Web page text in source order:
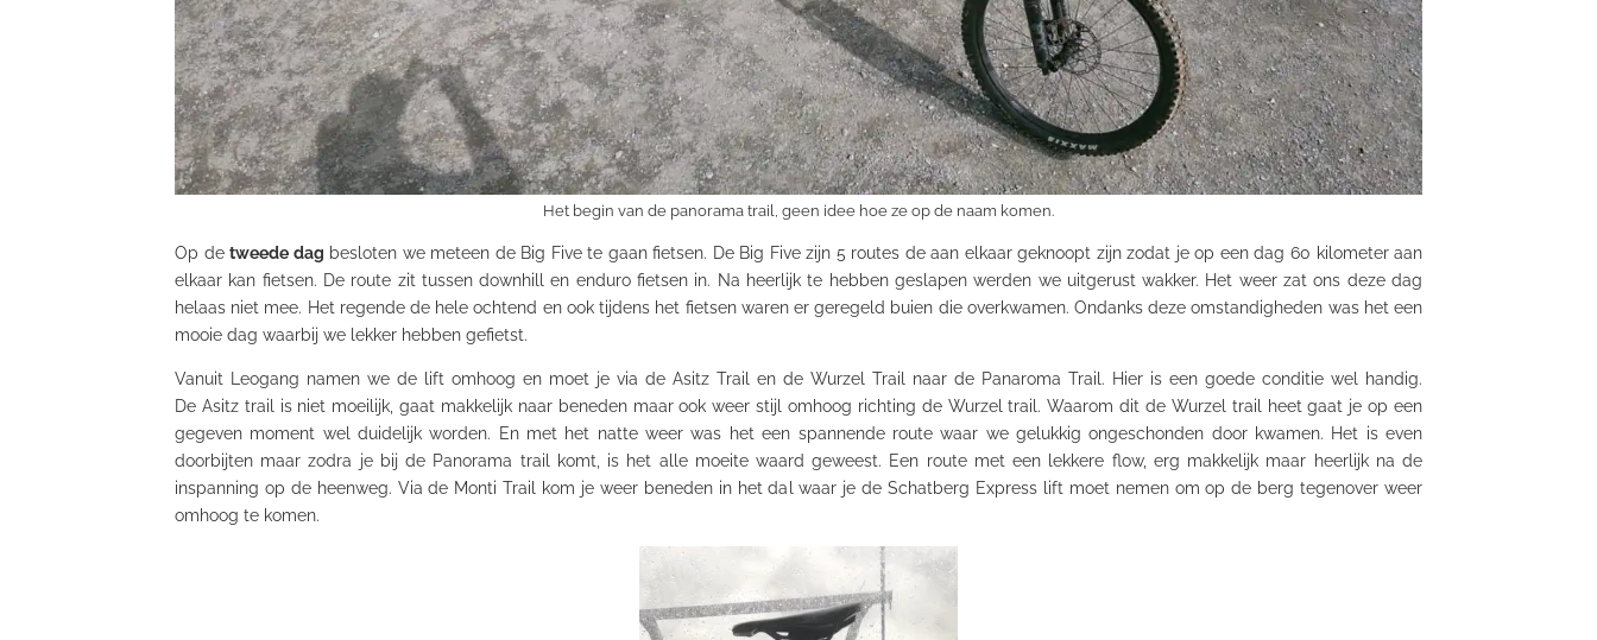
Het begin van de panorama trail, geen idee hoe ze op de naam komen.
Op detweede dag besloten we meteen de Big Five te gaan fietsen. De Big Five zijn 5 routes de aan elkaar geknoopt zijn zodat je op een dag 60 kilometer aan
elkaar kan fietsen. De route zit tussen downhill en enduro fietsen in. Na heerlijk te hebben geslapen werden we uitgerust wakker. Het weer zat ons deze dag
helaas niet mee. Het regende de hele ochtend en ook tijdens het fietsen waren er geregeld buien die overkwamen. Ondanks deze omstandigheden was het een
mooie dag waarbij we lekker hebben gefietst.
Vanuit Leogang namen we de lift omhoog en moet je via de Asitz Trail en de Wurzel Trail naar de Panaroma Trail. Hier is een goede conditie wel handig.
De Asitz trail is niet moeilijk, gaat makkelijk naar beneden maar ook weer stijl omhoog richting de Wurzel trail. Waarom dit de Wurzel trail heet gaat je op een
gegeven moment wel duidelijk worden. En met het natte weer was het een spannende route waar we gelukkig ongeschonden door kwamen. Het is even
doorbijten maar zodra je bij de Panorama trail komt, is het alle moeite waard geweest. Een route met een lekkere flow, erg makkelijk maar heerlijk na de
inspanning op de heenweg. Via de Monti Trail kom je weer beneden in het dal waar je de Schatberg Express lift moet nemen om op de berg tegenover weer
omhoog te komen.